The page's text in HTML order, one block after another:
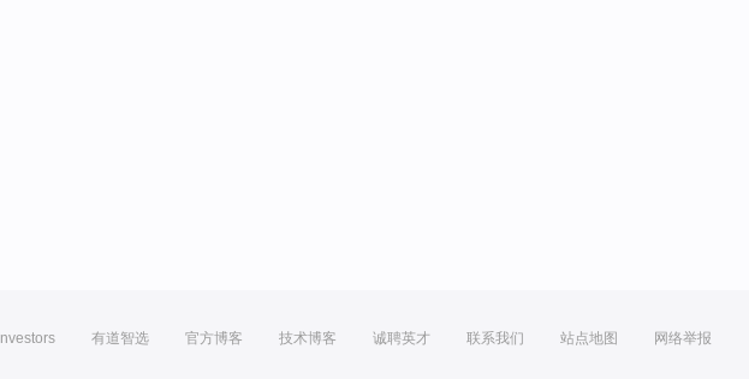
Investors 有道智选 官方博客 技术博客 诚聘英才 联系我们 站点地图 网络举报